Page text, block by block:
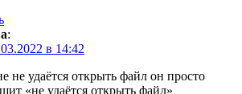
:
в 14:42
не удаётся открыть файл он просто
«не удаётся открыть файл»